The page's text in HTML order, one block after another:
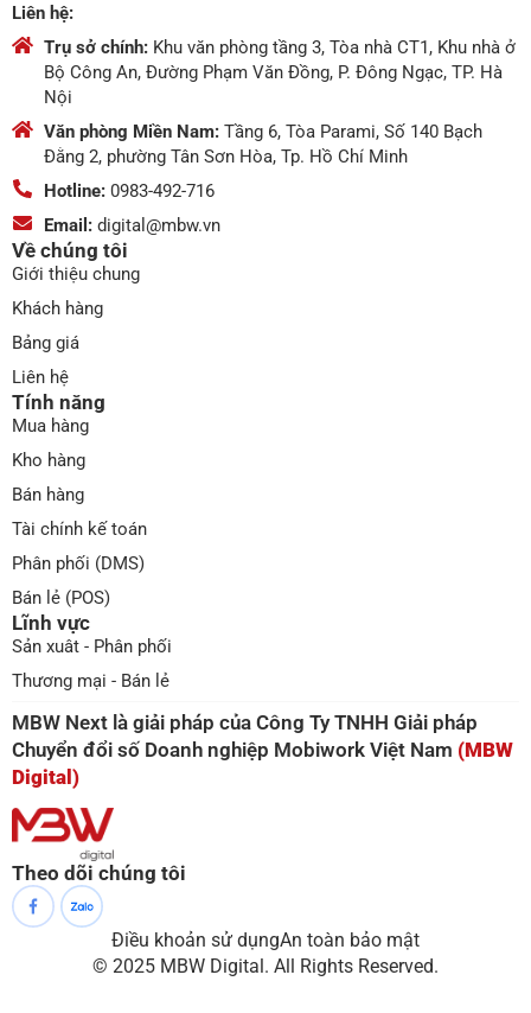
Liên hệ:
Trụ sở chính: Khu văn phòng tầng 3, Tòa nhà CT1, Khu nhà ở
Bộ Công An, Đường Phạm Văn Đồng, P. Đông Ngạc, TP. Hà
Nội
Văn phòng Miền Nam: Tầng 6, Tòa Parami, Số 140 Bạch
Đằng 2, phường Tân Sơn Hòa, Tp. Hồ Chí Minh
Hotline: 0983-492-716
Email: digital@mbw.vn
Về chúng tôi
Giới thiệu chung
Khách hàng
Bảng giá
Liên hệ
Tính năng
Mua hàng
Kho hàng
Bán hàng
Tài chính kế toán
Phân phối (DMS)
Bán lẻ (POS)
Lĩnh vực
Sản xuât - Phân phối
Thương mại - Bán lẻ
MBW Next là giải pháp của Công Ty TNHH Giải pháp
Chuyển đổi số Doanh nghiệp Mobiwork Việt Nam (MBW
Digital)
Theo dõi chúng tôi
© 2025 MBW Digital. All Rights Reserved.
Điều khoản sử dụngAn toàn bảo mật